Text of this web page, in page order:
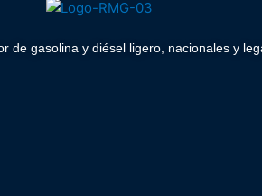
gasolina y diésel ligero, nacionales y